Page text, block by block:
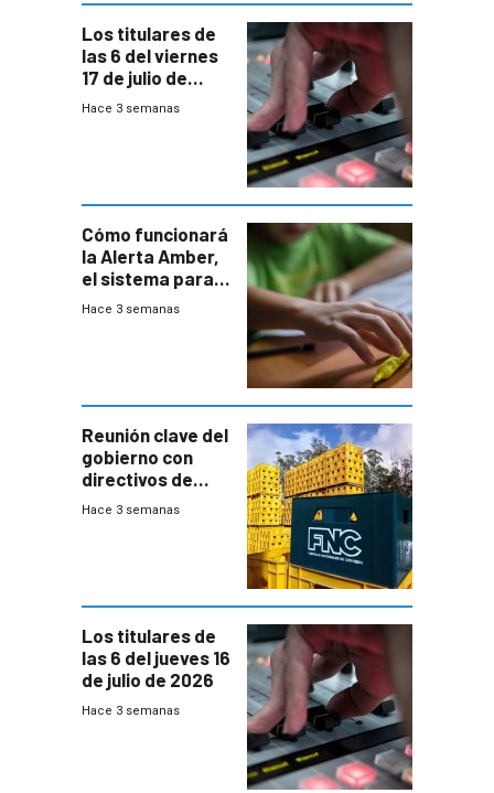
Los titulares de
las 6 del viernes
17 de julio de
2026
Hace 3 semanas
Cómo funcionará
la Alerta Amber,
el sistema para
la búsqueda
Hace 3 semanas
Reunión clave del
gobierno con
directivos de
Fábricas
Hace 3 semanas
Los titulares de
las 6 del jueves 16
de julio de 2026
Hace 3 semanas